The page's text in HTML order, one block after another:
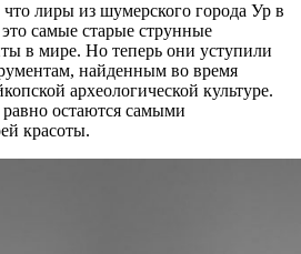
что лиры из шумерского города Ур в
самые старые струнные
в мире. Но теперь они уступили
найденным во время
археологической культуре.
остаются самыми
красоты.